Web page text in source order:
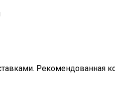
Рекомендованная